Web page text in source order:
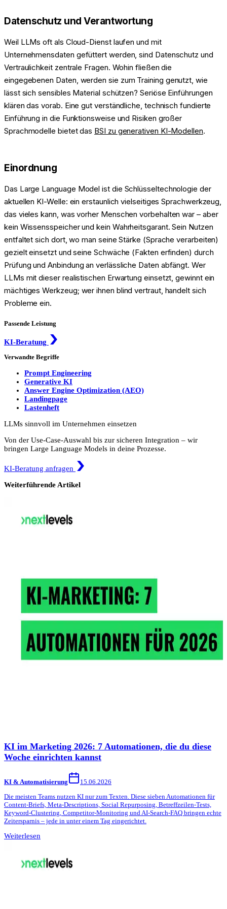
Datenschutz und Verantwortung
Weil LLMs oft als Cloud-Dienst laufen und mit
Unternehmensdaten gefüttert werden, sind Datenschutz und
Vertraulichkeit zentrale Fragen. Wohin fließen die
eingegebenen Daten, werden sie zum Training genutzt, wie
lässt sich sensibles Material schützen? Seriöse Einführungen
klären das vorab. Eine gut verständliche, technisch fundierte
Einführung in die Funktionsweise und Risiken großer
Sprachmodelle bietet das BSI zu generativen KI-Modellen.
Einordnung
Das Large Language Model ist die Schlüsseltechnologie der
aktuellen KI-Welle: ein erstaunlich vielseitiges Sprachwerkzeug,
das vieles kann, was vorher Menschen vorbehalten war – aber
kein Wissensspeicher und kein Wahrheitsgarant. Sein Nutzen
entfaltet sich dort, wo man seine Stärke (Sprache verarbeiten)
gezielt einsetzt und seine Schwäche (Fakten erfinden) durch
Prüfung und Anbindung an verlässliche Daten abfängt. Wer
LLMs mit dieser realistischen Erwartung einsetzt, gewinnt ein
mächtiges Werkzeug; wer ihnen blind vertraut, handelt sich
Probleme ein.
Passende Leistung
KI-Beratung
Verwandte Begriffe
Prompt Engineering
Generative KI
Answer Engine Optimization (AEO)
Landingpage
Lastenheft
LLMs sinnvoll im Unternehmen einsetzen
Von der Use-Case-Auswahl bis zur sicheren Integration – wir
bringen Large Language Models in deine Prozesse.
KI-Beratung anfragen
Weiterführende Artikel
KI im Marketing 2026: 7 Automationen, die du diese
Woche einrichten kannst
KI & Automatisierung
15.06.2026
Die meisten Teams nutzen KI nur zum Texten. Diese sieben Automationen für
Content-Briefs, Meta-Descriptions, Social Repurposing, Betreffzeilen-Tests,
Keyword-Clustering, Competitor-Monitoring und AI-Search-FAQ bringen echte
Zeitersparnis – jede in unter einem Tag eingerichtet.
Weiterlesen